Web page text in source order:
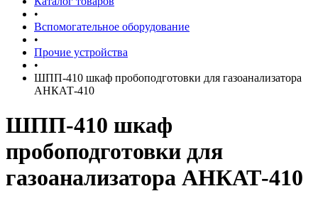
•
Вспомогательное оборудование
•
Прочие устройства
•
ШПП-410 шкаф пробоподготовки для газоанализатора
АНКАТ-410
ШПП-410 шкаф
пробоподготовки для
газоанализатора АНКАТ-410